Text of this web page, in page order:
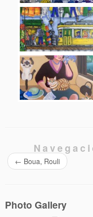
← Boua, Rouli
Photo Gallery